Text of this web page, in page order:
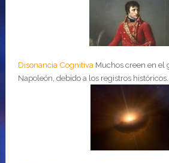
Disonancia Cognitiva Muchos creen en el
Napoleón, debido a los registros